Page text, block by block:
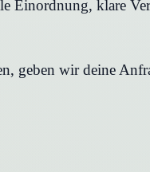
Einordnung, klare
geben wir deine